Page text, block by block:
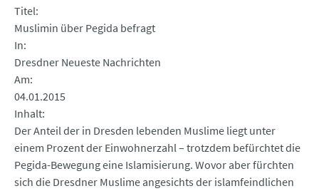
Titel
Muslimin über Pegida befragt
In
Dresdner Neueste Nachrichten
Am
04.01.2015
Inhalt
Der Anteil der in Dresden lebenden Muslime liegt unter
einem Prozent der Einwohnerzahl – trotzdem befürchtet die
Pegida-Bewegung eine Islamisierung. Wovor aber fürchten
sich die Dresdner Muslime angesichts der islamfeindlichen